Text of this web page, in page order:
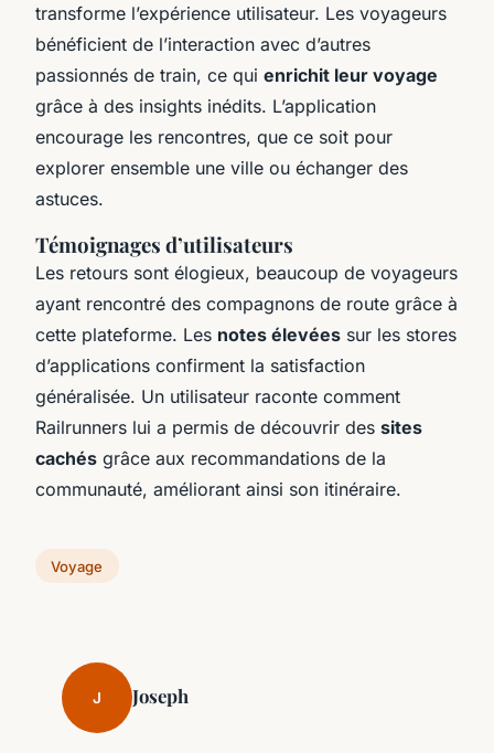
transforme l’expérience utilisateur. Les voyageurs
bénéficient de l’interaction avec d’autres
passionnés de train, ce qui enrichit leur voyage
grâce à des insights inédits. L’application
encourage les rencontres, que ce soit pour
explorer ensemble une ville ou échanger des
astuces.
Témoignages d’utilisateurs
Les retours sont élogieux, beaucoup de voyageurs
ayant rencontré des compagnons de route grâce à
cette plateforme. Les notes élevées sur les stores
d’applications confirment la satisfaction
généralisée. Un utilisateur raconte comment
Railrunners lui a permis de découvrir des sites
cachés grâce aux recommandations de la
communauté, améliorant ainsi son itinéraire.
Voyage
J Joseph